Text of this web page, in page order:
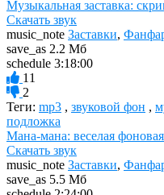
Музыкальная заставка:
Скачать звук
music_note Заставки,
save_as 2.2 Мб
schedule 3:18:00
11
2
Теги: mp3 , звуковой фон ,
подложка
Мана-мана: веселая
Скачать звук
music_note Заставки,
save_as 5.5 Мб